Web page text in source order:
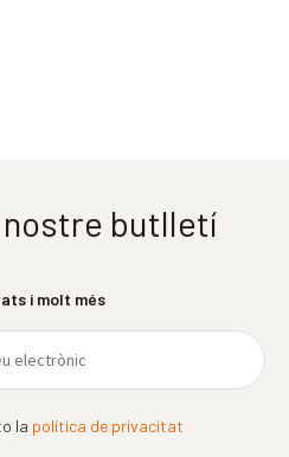
butlletí
i molt més
la política de privacitat